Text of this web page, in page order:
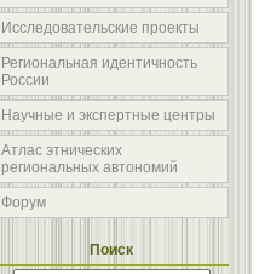
Исследовательские проекты
Региональная идентичность
России
Научные и экспертные центры
Атлас этнических
региональных автономий
Форум
Поиск